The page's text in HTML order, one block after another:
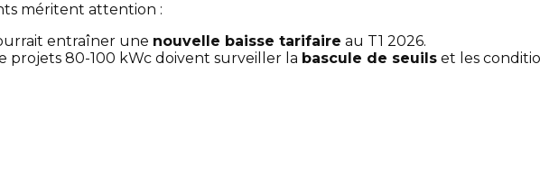
méritent attention :
entraîner une nouvelle baisse tarifaire au T1 2026.
projets 80-100 kWc doivent surveiller la bascule de seuils et les